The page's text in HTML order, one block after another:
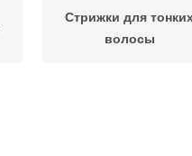
Стрижки для
волосы